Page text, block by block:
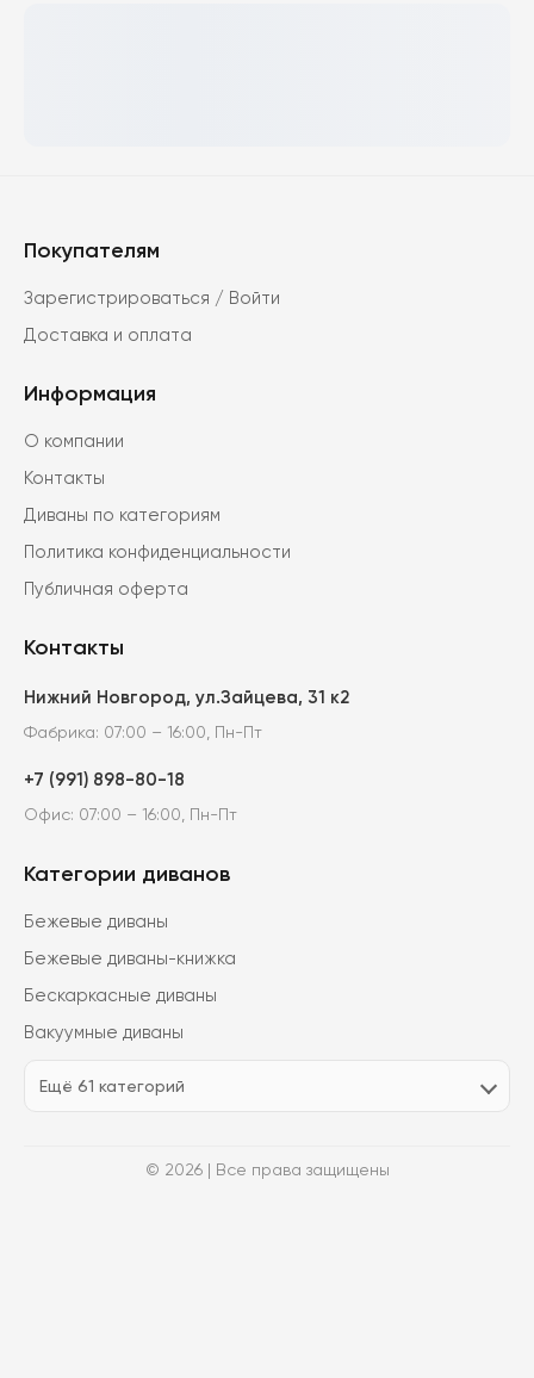
Покупателям
Зарегистрироваться / Войти
Доставка и оплата
Информация
О компании
Контакты
Диваны по категориям
Политика конфиденциальности
Публичная оферта
Контакты
Нижний Новгород, ул.Зайцева, 31 к2
Фабрика: 07:00 – 16:00, Пн-Пт
+7 (991) 898-80-18
Офис: 07:00 – 16:00, Пн-Пт
Категории диванов
Бежевые диваны
Бежевые диваны-книжка
Бескаркасные диваны
Вакуумные диваны
Ещё 61 категорий
© 2026 | Все права защищены